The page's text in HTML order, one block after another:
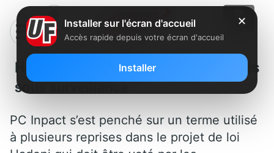
HADOPI: les emails également mis
sous surveillance
PC Inpact s’est penché sur un terme utilisé
à plusieurs reprises dans le projet de loi
✕
Installer sur l'écran d'accueil
Accès rapide depuis votre écran d'accueil
Installer